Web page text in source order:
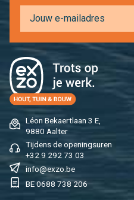
Léon Be­kaert­laan 3 E,
9880 Aal­ter
Tij­dens de ope­nings­uren
+32 9 292 73 03
info@​exzo.​be
BE 0688 738 206